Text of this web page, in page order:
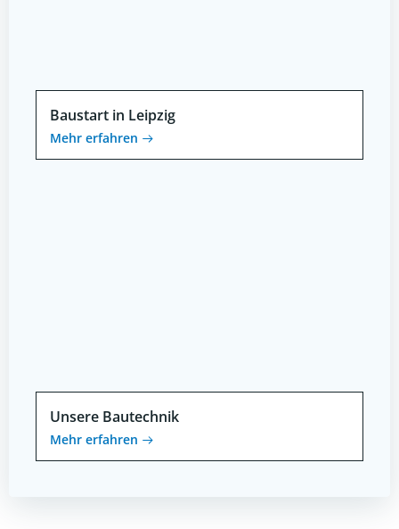
Baustart in Leipzig
Mehr erfahren
Unsere Bautechnik
Mehr erfahren